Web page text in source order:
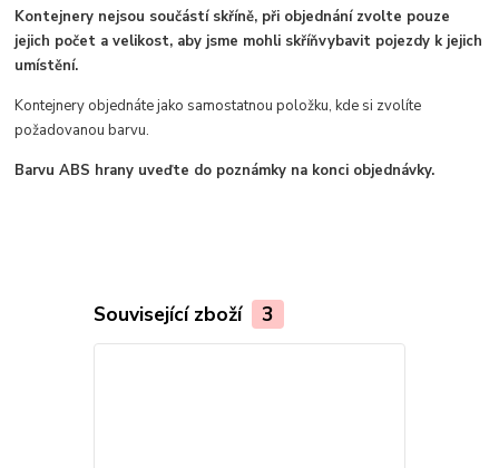
Kontejnery nejsou součástí skříně, při objednání zvolte pouze
jejich počet a velikost, aby jsme mohli skříňvybavit pojezdy k jejich
umístění.
Kontejnery objednáte jako samostatnou položku, kde si zvolíte
požadovanou barvu.
Barvu ABS hrany uveďte do poznámky na konci objednávky.
Související zboží 3